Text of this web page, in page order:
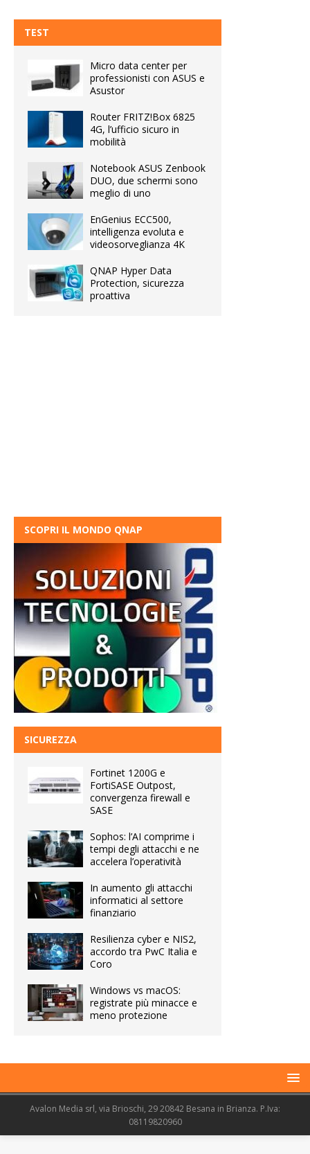
TEST
Micro data center per
professionisti con ASUS e
Asustor
Router FRITZ!Box 6825
4G, l’ufficio sicuro in
mobilità
Notebook ASUS Zenbook
DUO, due schermi sono
meglio di uno
EnGenius ECC500,
intelligenza evoluta e
videosorveglianza 4K
QNAP Hyper Data
Protection, sicurezza
proattiva
SCOPRI IL MONDO QNAP
SICUREZZA
Fortinet 1200G e
FortiSASE Outpost,
convergenza firewall e
SASE
Sophos: l’AI comprime i
tempi degli attacchi e ne
accelera l’operatività
In aumento gli attacchi
informatici al settore
finanziario
Resilienza cyber e NIS2,
accordo tra PwC Italia e
Coro
Windows vs macOS:
registrate più minacce e
meno protezione
Avalon Media srl, via Brioschi, 29 20842 Besana in Brianza. P.Iva:
08119820960